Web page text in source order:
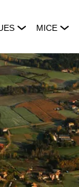
MICE